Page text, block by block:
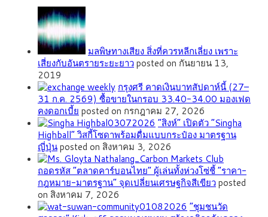
มลพิษทางเสียง สิ่งที่ควรหลีกเลี่ยง เพราะ
เสี่ยงกับอันตรายระยะยาวposted on กันยายน 13,
2019
กรุงศรี คาดเงินบาทสัปดาห์นี้ (27–
31 ก.ค. 2569) ซื้อขายในกรอบ 33.40-34.00 มองเฟด
คงดอกเบี้ย posted on กรกฎาคม 27, 2026
“สิงห์” เปิดตัว “Singha
Highball” วิสกี้โซดาพร้อมดื่มแบบกระป๋อง มาตรฐาน
ญี่ปุ่นposted on สิงหาคม 3, 2026
ถอดรหัส “ตลาดคาร์บอนไทย” ผู้เล่นทั้งห่วงโซ่ชี้ “ราคา-
กฎหมาย-มาตรฐาน” จุดเปลี่ยนเศรษฐกิจสีเขียวposted
on สิงหาคม 7, 2026
”ชุมชนวัด